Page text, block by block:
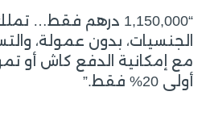
“1,150,000 درهم
الجنسيات، بدون عمولة،
مع إمكانية الدفع كاش أو
أولى 20% فقط.”